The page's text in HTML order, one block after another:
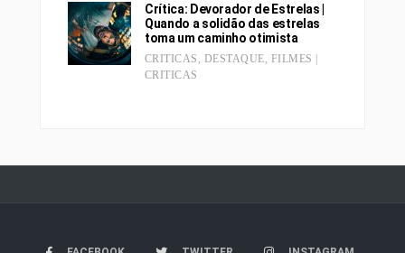
Crítica: Devorador de Estrelas |
Quando a solidão das estrelas
toma um caminho otimista
CRITICAS , DESTAQUE, FILMES |
CRITICAS